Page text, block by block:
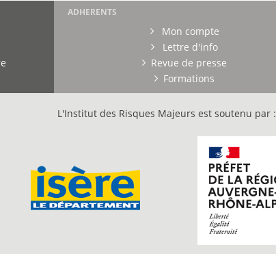
ADHERENTS
Mon compte
Lettre d'info
Revue de presse
Formations
L'Institut des Risques Majeurs est soutenu par :